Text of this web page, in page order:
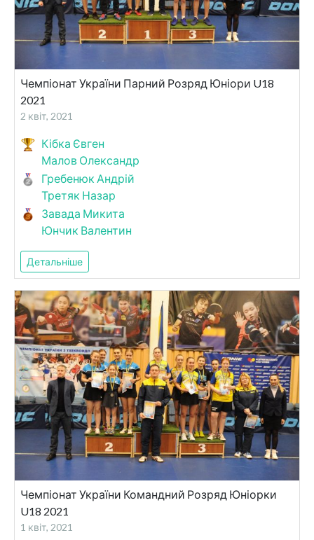
Чемпіонат України Парний Розряд Юніори U18
2021
2 квіт, 2021
Кібка Євген
Малов Олександр
Гребенюк Андрій
Третяк Назар
Завада Микита
Юнчик Валентин
Детальніше
Чемпіонат України Командний Розряд Юніорки
U18 2021
1 квіт, 2021